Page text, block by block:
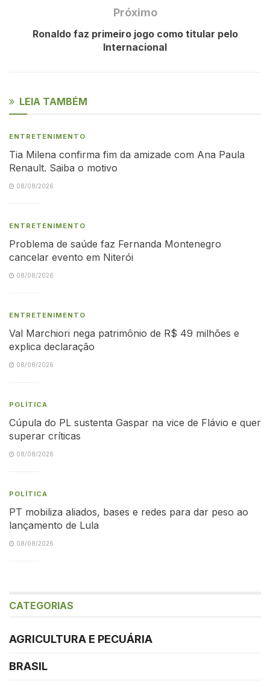
Próximo
Ronaldo faz primeiro jogo como titular pelo
Internacional
LEIA TAMBÉM
ENTRETENIMENTO
Tia Milena confirma fim da amizade com Ana Paula
Renault. Saiba o motivo
08/08/2026
ENTRETENIMENTO
Problema de saúde faz Fernanda Montenegro
cancelar evento em Niterói
08/08/2026
ENTRETENIMENTO
Val Marchiori nega patrimônio de R$ 49 milhões e
explica declaração
08/08/2026
POLÍTICA
Cúpula do PL sustenta Gaspar na vice de Flávio e quer
superar críticas
08/08/2026
POLÍTICA
PT mobiliza aliados, bases e redes para dar peso ao
lançamento de Lula
08/08/2026
CATEGORIAS
AGRICULTURA E PECUÁRIA
BRASIL